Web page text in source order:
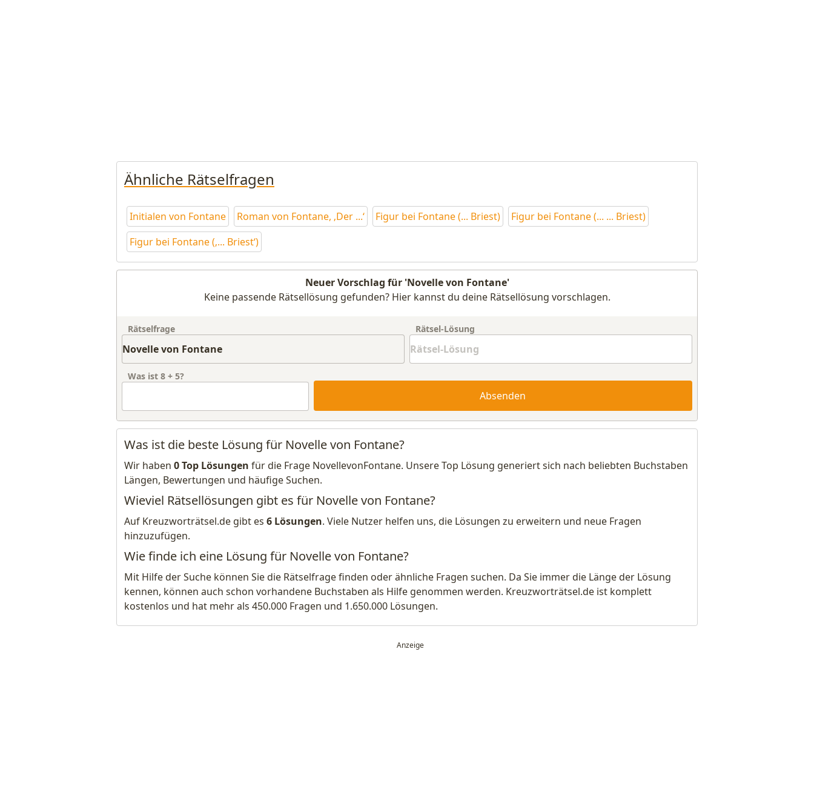
Ähnliche Rätselfragen
Initialen von Fontane Roman von Fontane, ‚Der ...‘ Figur bei Fontane (... Briest)
Figur bei Fontane (... ... Briest)
Figur bei Fontane (‚... Briest‘)
Neuer Vorschlag für 'Novelle von Fontane'
Keine passende Rätsellösung gefunden? Hier kannst du deine Rätsellösung vorschlagen.
Rätselfrage Rätsel-Lösung
Was ist 8 + 5?
Absenden
Was ist die beste Lösung für Novelle von Fontane?
Wir haben 0 Top Lösungen für die Frage NovellevonFontane. Unsere Top Lösung generiert sich nach beliebten Buchstaben
Längen, Bewertungen und häufige Suchen.
Wieviel Rätsellösungen gibt es für Novelle von Fontane?
Auf Kreuzworträtsel.de gibt es 6 Lösungen. Viele Nutzer helfen uns, die Lösungen zu erweitern und neue Fragen
hinzuzufügen.
Wie finde ich eine Lösung für Novelle von Fontane?
Mit Hilfe der Suche können Sie die Rätselfrage finden oder ähnliche Fragen suchen. Da Sie immer die Länge der Lösung
kennen, können auch schon vorhandene Buchstaben als Hilfe genommen werden. Kreuzworträtsel.de ist komplett
kostenlos und hat mehr als 450.000 Fragen und 1.650.000 Lösungen.